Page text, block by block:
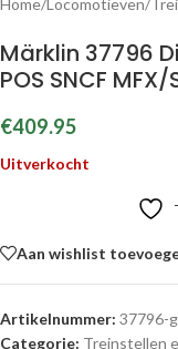
Home/Locomotieven/
Märklin 37796
POS SNCF
€409.95
Uitverkocht
Aan wishlist
Artikelnummer: 37796-
Categorie: Treinstellen